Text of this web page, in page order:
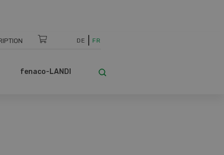
DE FR
fenaco-LANDI